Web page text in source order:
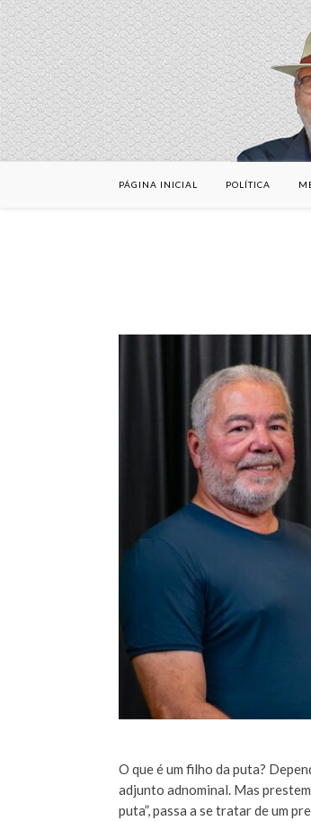
PÁGINA INICIAL POLÍTICA
O que é um filho da puta?
adjunto adnominal. Mas
puta”, passa a se tratar de um